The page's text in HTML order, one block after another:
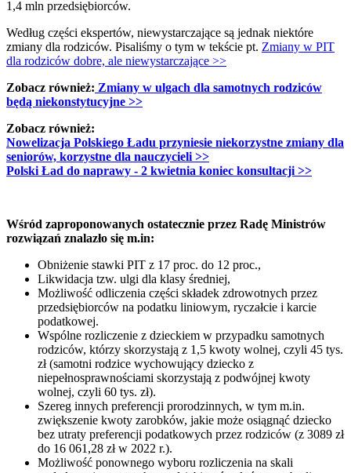
1,4 mln przedsiębiorców.
Według części ekspertów, niewystarczające są jednak niektóre
zmiany dla rodziców. Pisaliśmy o tym w tekście pt. Zmiany w PIT
dla rodziców dobre, ale niewystarczające >>
Zobacz również: Zmiany w ulgach dla samotnych rodziców
będą niekonstytucyjne >>
Zobacz również:
Nowelizacja Polskiego Ładu przyniesie niekorzystne zmiany dla
seniorów, korzystne dla nauczycieli>>
Polski Ład do naprawy - 2 kwietnia koniec konsultacji>>
Wśród zaproponowanych ostatecznie przez Radę Ministrów
rozwiązań znalazło się m.in:
Obniżenie stawki PIT z 17 proc. do 12 proc.,
Likwidacja tzw. ulgi dla klasy średniej,
Możliwość odliczenia części składek zdrowotnych przez
przedsiębiorców na podatku liniowym, ryczałcie i karcie
podatkowej.
Wspólne rozliczenie z dzieckiem w przypadku samotnych
rodziców, którzy skorzystają z 1,5 kwoty wolnej, czyli 45 tys.
zł (samotni rodzice wychowujący dziecko z
niepełnosprawnościami skorzystają z podwójnej kwoty
wolnej, czyli 60 tys. zł).
Szereg innych preferencji prorodzinnych, w tym m.in.
zwiększenie kwoty zarobków, jakie może osiągnąć dziecko
bez utraty preferencji podatkowych przez rodziców (z 3089 zł
do 16 061,28 zł w 2022 r.).
Możliwość ponownego wyboru rozliczenia na skali